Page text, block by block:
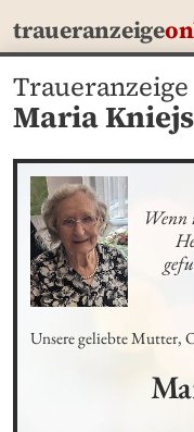
traueranzeige
Traueranzeige
Maria
Unsere geliebte Mutter,